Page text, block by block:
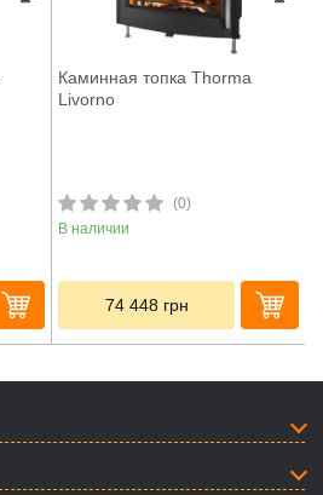
Каминная топка Thorma
Livorno
(0)
В наличии
74 448 грн